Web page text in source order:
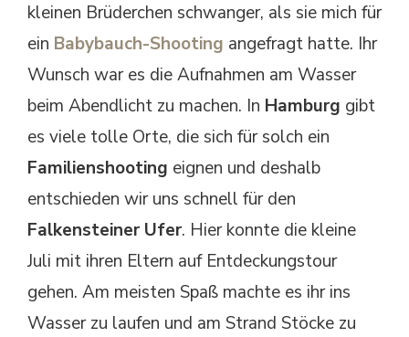
kleinen Brüderchen schwanger, als sie mich für
ein Babybauch-Shooting angefragt hatte. Ihr
Wunsch war es die Aufnahmen am Wasser
beim Abendlicht zu machen. In Hamburg gibt
es viele tolle Orte, die sich für solch ein
Familienshooting eignen und deshalb
entschieden wir uns schnell für den
Falkensteiner Ufer. Hier konnte die kleine
Juli mit ihren Eltern auf Entdeckungstour
gehen. Am meisten Spaß machte es ihr ins
Wasser zu laufen und am Strand Stöcke zu